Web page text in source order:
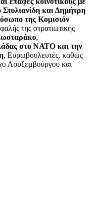
και Δημήτρη
της Κομισιόν
της στρατιωτικής
,
στο ΝΑΤΟ και την
, Ευρωβουλευτές, καθώς
Λουξεμβούργου και